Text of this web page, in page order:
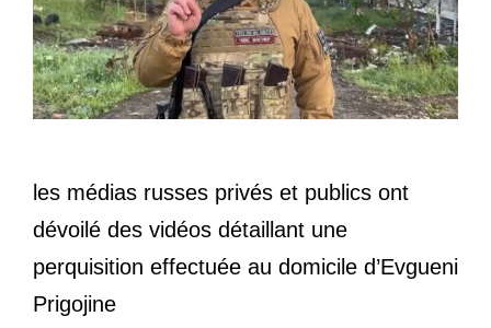
les médias russes privés et publics ont
dévoilé des vidéos détaillant une
perquisition effectuée au domicile d’Evgueni
Prigojine